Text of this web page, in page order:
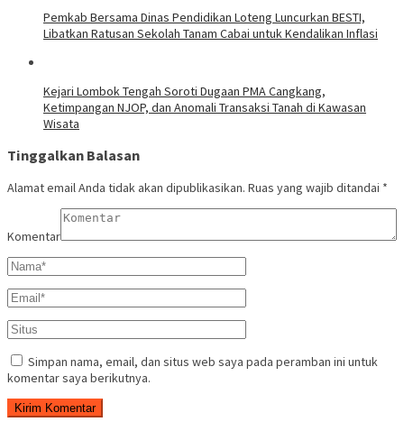
Pemkab Bersama Dinas Pendidikan Loteng Luncurkan BESTI,
Libatkan Ratusan Sekolah Tanam Cabai untuk Kendalikan Inflasi
Kejari Lombok Tengah Soroti Dugaan PMA Cangkang,
Ketimpangan NJOP, dan Anomali Transaksi Tanah di Kawasan
Wisata
Tinggalkan Balasan
Alamat email Anda tidak akan dipublikasikan. Ruas yang wajib ditandai *
Komentar
Simpan nama, email, dan situs web saya pada peramban ini untuk
komentar saya berikutnya.